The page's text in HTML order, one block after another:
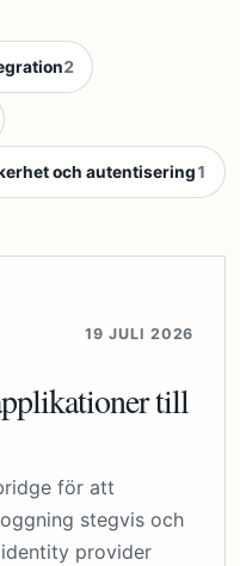
2
och autentisering1
19 JULI 2026
till
för att
stegvis och
provider